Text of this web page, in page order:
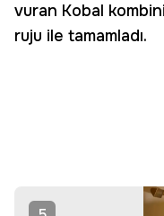
vuran Kobal kombini
ruju ile tamamladı.